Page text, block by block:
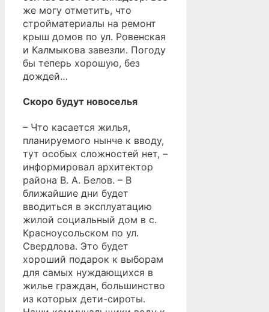
же могу отметить, что
стройматериалы на ремонт
крыш домов по ул. Ровенская
и Калмыкова завезли. Погоду
бы теперь хорошую, без
дождей…
Скоро будут новоселья
– Что касается жилья,
планируемого нынче к вводу,
тут особых сложностей нет, –
информировал архитектор
района В. А. Белов. – В
ближайшие дни будет
вводиться в эксплуатацию
жилой социальный дом в с.
Красноусольском по ул.
Свердлова. Это будет
хороший подарок к выборам
для самых нуждающихся в
жилье граждан, большинство
из которых дети-сироты.